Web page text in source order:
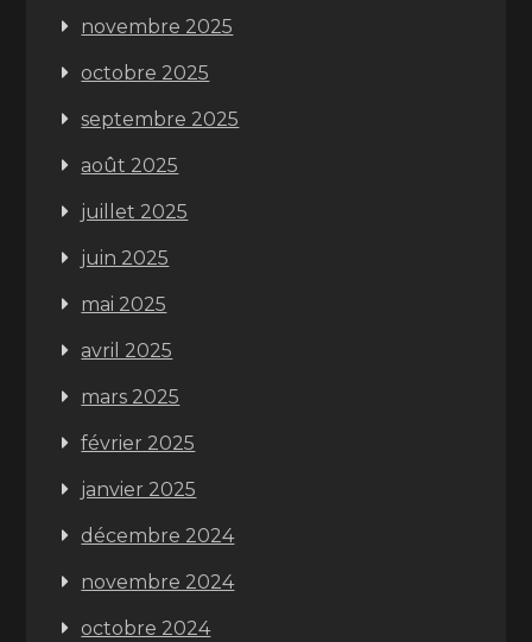
novembre 2025
octobre 2025
septembre 2025
août 2025
juillet 2025
juin 2025
mai 2025
avril 2025
mars 2025
février 2025
janvier 2025
décembre 2024
novembre 2024
octobre 2024